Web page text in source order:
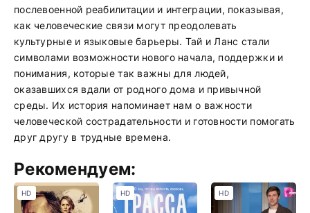
послевоенной реабилитации и интеграции, показывая,
как человеческие связи могут преодолевать
культурные и языковые барьеры. Тай и Ланс стали
символами возможности нового начала, поддержки и
понимания, которые так важны для людей,
оказавшихся вдали от родного дома и привычной
среды. Их история напоминает нам о важности
человеческой сострадательности и готовности помогать
друг другу в трудные времена.
Рекомендуем:
HD HD HD